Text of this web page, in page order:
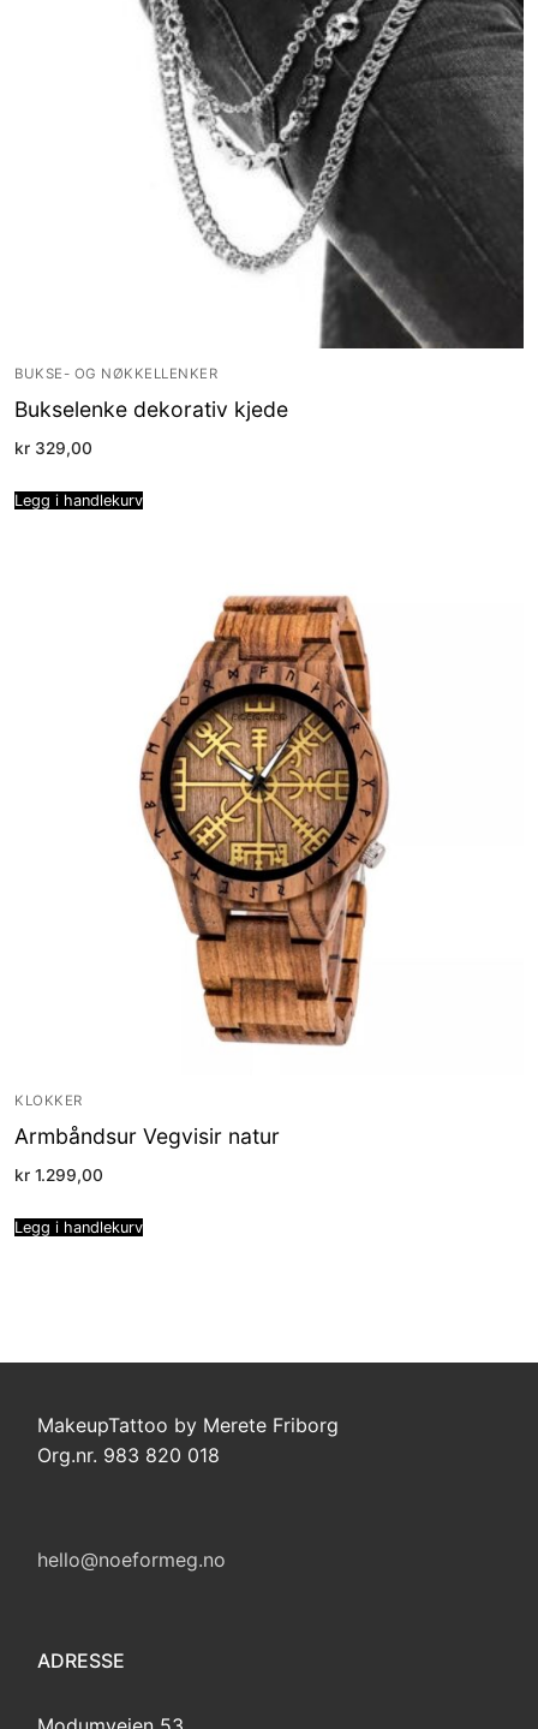
BUKSE- OG NØKKELLENKER
Bukselenke dekorativ kjede
kr 329,00
Legg i handlekurv
KLOKKER
Armbåndsur Vegvisir natur
kr 1.299,00
Legg i handlekurv
MakeupTattoo by Merete Friborg
Org.nr. 983 820 018
hello@noeformeg.no
ADRESSE